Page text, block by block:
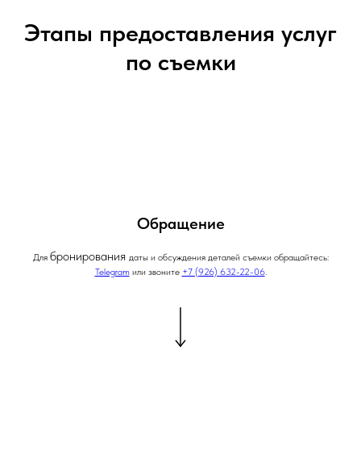
Этапы предоставления услуг
по съемки
Обращение
Для бронирования даты и обсуждения деталей съемки обращайтесь:
Telegramили звоните +7 (926) 632-22-06.